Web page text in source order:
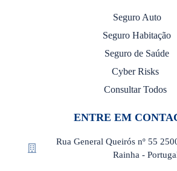
Seguro Auto
Seguro Habitação
Seguro de Saúde
Cyber Risks
Consultar Todos
ENTRE EM
Rua General Queirós nº 55
Rainha -